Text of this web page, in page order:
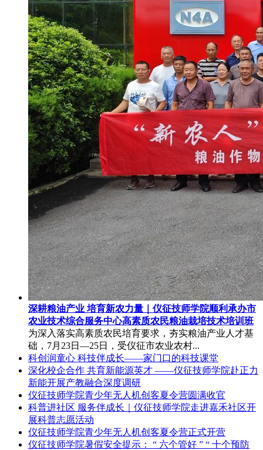
深耕粮油产业 培育新农力量｜仪征技师学院顺利承办市
农业技术综合服务中心高素质农民粮油栽培技术培训班
为深入落实高素质农民培育要求，夯实粮油产业人才基
础，7月23日—25日，受仪征市农业农村...
科创润童心 科技伴成长——家门口的科技课堂
深化校企合作 共育新能源英才 ——仪征技师学院赴正力
新能开展产教融合深度调研
仪征技师学院青少年无人机创客夏令营圆满收官
科普进社区 服务伴成长｜仪征技师学院走进嘉禾社区开
展科普志愿活动
仪征技师学院青少年无人机创客夏令营正式开营
仪征技师学院暑假安全提示： “ 六个管好 ” “ 十个预防